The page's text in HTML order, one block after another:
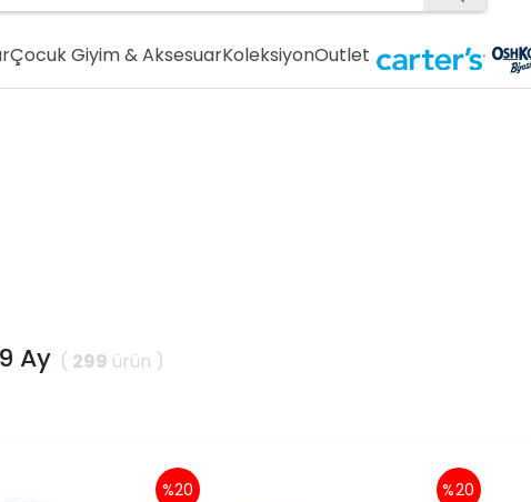
Çocuk Giyim & AksesuarKoleksiyonOutlet
Ay ( 299 ürün )
%20 %20